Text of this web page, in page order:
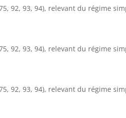
92, 93, 94), relevant du régime
92, 93, 94), relevant du régime
92, 93, 94), relevant du régime